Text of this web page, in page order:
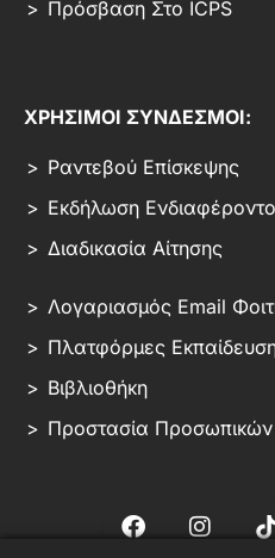
Πρόσβαση Στο ICPS
ΧΡΗΣΙΜΟΙ ΣΥΝΔΕΣΜΟΙ:
Ραντεβού Επίσκεψης
Εκδήλωση
Διαδικασία Αίτησης
Λογαριασμός Email
Πλατφόρμες
Βιβλιοθήκη
Προστασία